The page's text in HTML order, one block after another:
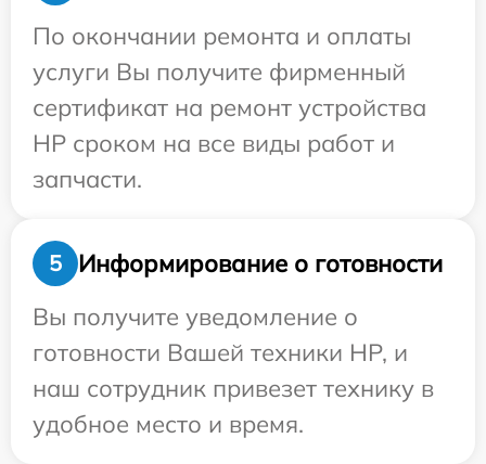
По окончании ремонта и оплаты
услуги Вы получите фирменный
сертификат на ремонт устройства
HP сроком на все виды работ и
запчасти.
5
Информирование о готовности
Вы получите уведомление о
готовности Вашей техники HP, и
наш сотрудник привезет технику в
удобное место и время.